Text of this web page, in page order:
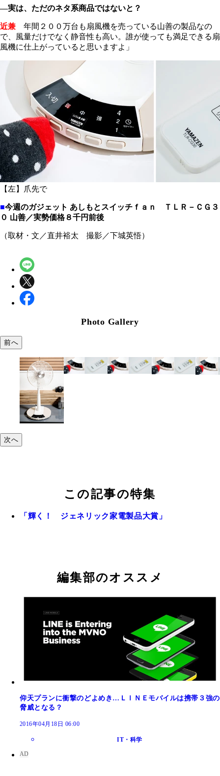
―実は、ただのネタ系商品ではないと？
近兼 年間２００万台も扇風機を売っている山善の製品なの
で、風量だけでなく静音性も高い。誰が使っても満足できる扇
風機に仕上がっていると思いますよ」
【左】爪先で
■今週のガジェット あしもとスイッチｆａｎ
ＴＬＲ－ＣＧ３
０ 山善／実勢価格８千円前後
（取材・文／直井裕太 撮影／下城英悟）
Photo Gallery
前へ
次へ
この記事の特集
「輝く！ ジェネリック家電製品大賞」
編集部のオススメ
仰天プランに衝撃のどよめき…ＬＩＮＥモバイルは携帯３強の
脅威となる？
2016年04月18日 06:00
IT・科学